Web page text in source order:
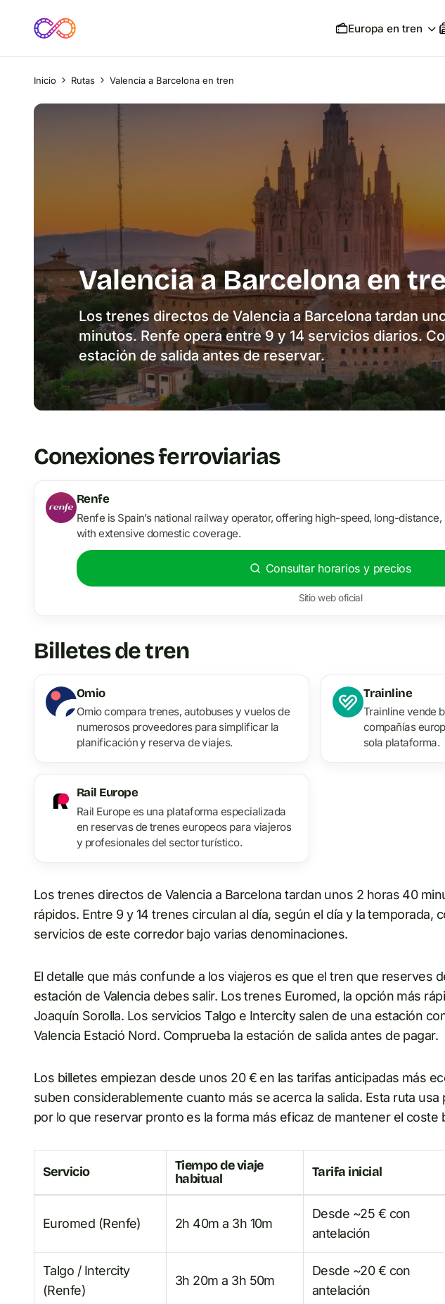
Europa en tren
Inicio Rutas Valencia a Barcelona en tren
Valencia a Barcelona en
Los trenes directos de Valencia a Barcelona tardan
minutos. Renfe opera entre 9 y 14 servicios diarios.
estación de salida antes de reservar.
Conexiones ferroviarias
Renfe
Renfe is Spain’s national railway operator, offering high-speed, long-
with extensive domestic coverage.
Consultar horarios y precios
Sitio web oficial
Billetes de tren
Omio
Omio compara trenes, autobuses y vuelos de
numerosos proveedores para simplificar la
planificación y reserva de viajes.
Trainline
Trainline vende
compañías
sola plataforma.
Rail Europe
Rail Europe es una plataforma especializada
en reservas de trenes europeos para viajeros
y profesionales del sector turístico.
Los trenes directos de Valencia a Barcelona tardan unos 2 horas 40
rápidos. Entre 9 y 14 trenes circulan al día, según el día y la temporada,
servicios de este corredor bajo varias denominaciones.
El detalle que más confunde a los viajeros es que el tren que reserves
estación de Valencia debes salir. Los trenes Euromed, la opción más
Joaquín Sorolla. Los servicios Talgo e Intercity salen de una estación
Valencia Estació Nord. Comprueba la estación de salida antes de pagar.
Los billetes empiezan desde unos 20 € en las tarifas anticipadas más
suben considerablemente cuanto más se acerca la salida. Esta ruta
por lo que reservar pronto es la forma más eficaz de mantener el coste
Servicio
Tiempo de viaje
habitual
Tarifa inicial
Euromed (Renfe) 2h 40m a 3h 10m
Desde ~25 € con
antelación
Talgo / Intercity
(Renfe)
3h 20m a 3h 50m
Desde ~20 € con
antelación